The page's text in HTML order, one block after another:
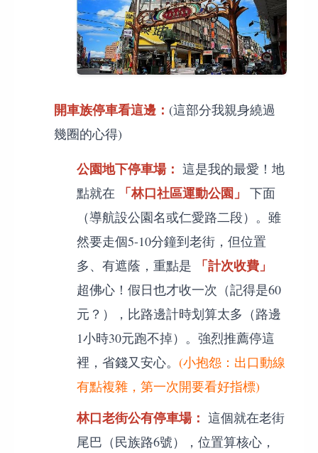
開車族停車看這邊： (這部分我親身繞過
幾圈的心得)
公園地下停車場： 這是我的最愛！地
點就在
「林口社區運動公園」
下面
（導航設公園名或仁愛路二段）。雖
然要走個5-10分鐘到老街，但位置
多、有遮蔭，重點是
「計次收費」
超佛心！假日也才收一次（記得是60
元？），比路邊計時划算太多（路邊
1小時30元跑不掉）。強烈推薦停這
裡，省錢又安心。 (小抱怨：出口動線
有點複雜，第一次開要看好指標)
林口老街公有停車場： 這個就在老街
尾巴（民族路6號），位置算核心，